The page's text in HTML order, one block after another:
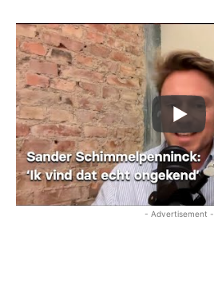
- Advertisement -